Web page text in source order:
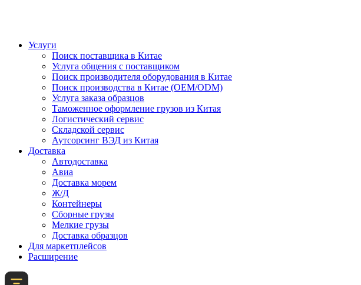
Услуги
Поиск поставщика в Китае
Услуга общения с поставщиком
Поиск производителя оборудования в Китае
Поиск производства в Китае (OEM/ODM)
Услуга заказа образцов
Таможенное оформление грузов из Китая
Логистический сервис
Складской сервис
Аутсорсинг ВЭД из Китая
Доставка
Автодоставка
Авиа
Доставка морем
Ж/Д
Контейнеры
Сборные грузы
Мелкие грузы
Доставка образцов
Для маркетплейсов
Расширение